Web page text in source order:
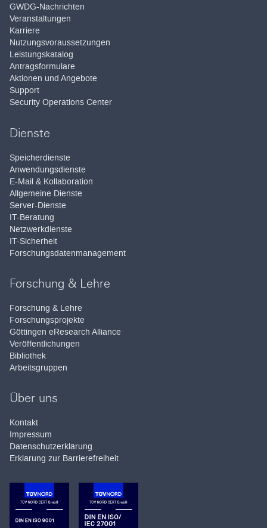
GWDG-Nachrichten
Veranstaltungen
Karriere
Nutzungsvoraussetzungen
Leistungskatalog
Antragsformulare
Aktionen und Angebote
Support
Security Operations Center
Dienste
Speicherdienste
Anwendungsdienste
E-Mail & Kollaboration
Allgemeine Dienste
Server-Dienste
IT-Beratung
Netzwerkdienste
IT-Sicherheit
Forschungsdatenmanagement
Forschung & Lehre
Forschung & Lehre
Forschungsprojekte
Göttingen eResearch Alliance
Veröffentlichungen
Bibliothek
Arbeitsgruppen
Über uns
Kontakt
Impressum
Datenschutzerklärung
Erklärung zur Barrierefreiheit